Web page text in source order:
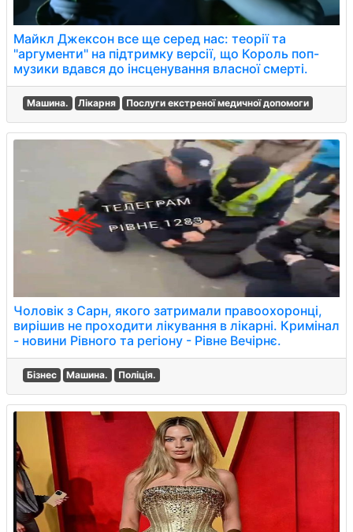
Майкл Джексон все ще серед нас: теорії та
"аргументи" на підтримку версії, що Король поп-
музики вдався до інсценування власної смерті.
Машина. Лікарня Послуги екстреної медичної допомоги
Чоловік з Сарн, якого затримали правоохоронці,
вирішив не проходити лікування в лікарні. Кримінал
- новини Рівного та регіону - Рівне Вечірнє.
Бізнес Машина. Поліція.